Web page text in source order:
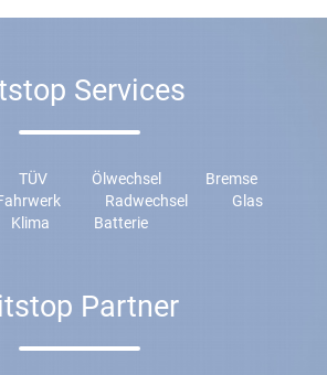
Services
TÜV Ölwechsel
Bremse
Radwechsel
Glas
Klima
Batterie
Partner